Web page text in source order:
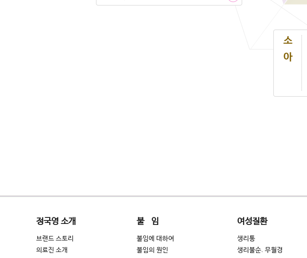
정국영 소개
브랜드 스토리
의료진 소개
불 임
불임에 대하여
불임의 원인
여성질환
생리통
생리불순. 무월경